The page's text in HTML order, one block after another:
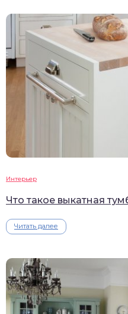
Интерьер
Что такое выкатная
Читать далее